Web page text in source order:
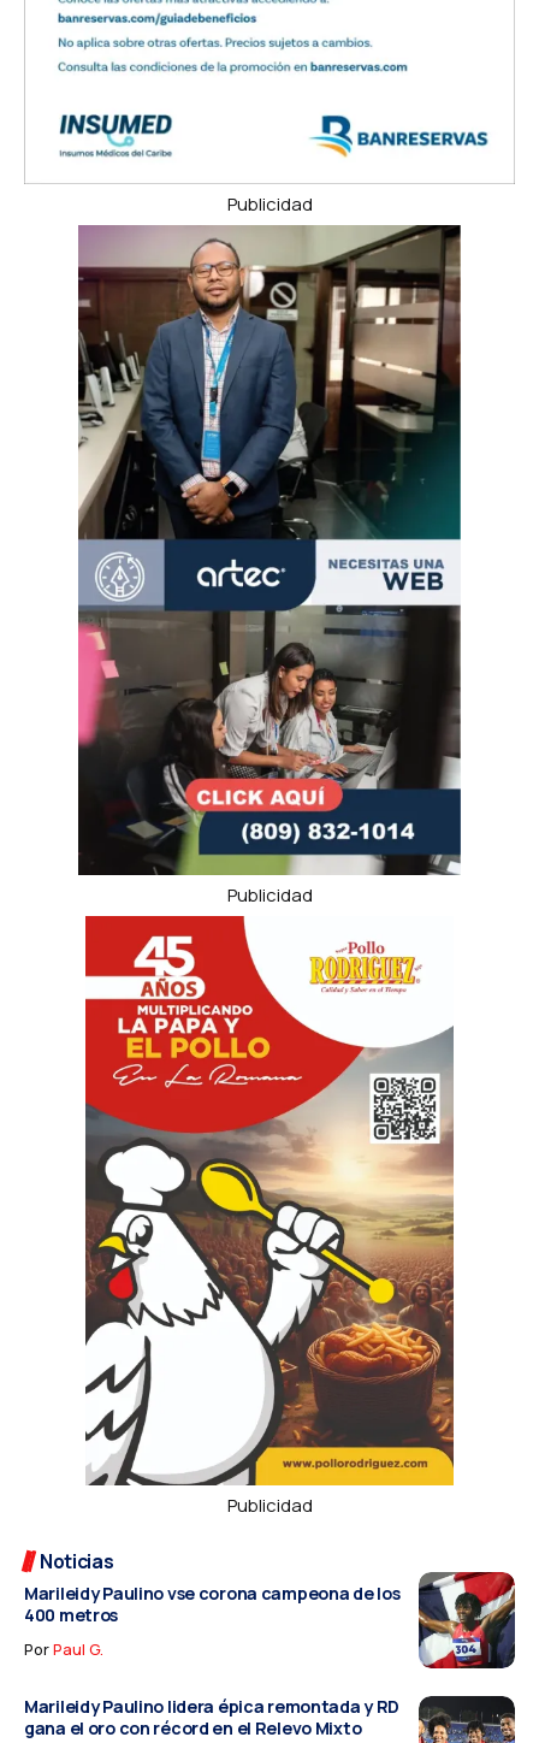
Publicidad
Publicidad
Publicidad
Noticias
Marileidy Paulino vse corona campeona de los
400 metros
PorPaul G.
Marileidy Paulino lidera épica remontada y RD
gana el oro con récord en el Relevo Mixto